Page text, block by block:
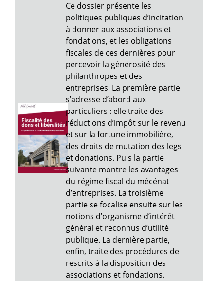
Ce dossier présente les
politiques publiques d’incitation
à donner aux associations et
fondations, et les obligations
fiscales de ces dernières pour
percevoir la générosité des
philanthropes et des
entreprises. La première partie
s’adresse d’abord aux
particuliers : elle traite des
réductions d’impôt sur le revenu
et sur la fortune immobilière,
des droits de mutation des legs
et donations. Puis la partie
suivante montre les avantages
du régime fiscal du mécénat
d’entreprises. La troisième
partie se focalise ensuite sur les
notions d’organisme d’intérêt
général et reconnus d’utilité
publique. La dernière partie,
enfin, traite des procédures de
rescrits à la disposition des
associations et fondations.